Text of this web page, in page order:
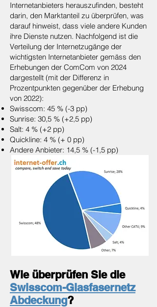
Internetanbieters herauszufinden, besteht
darin, den Marktanteil zu überprüfen, was
darauf hinweist, dass viele andere Kunden
ihre Dienste nutzen. Nachfolgend ist die
Verteilung der Internetzugänge der
wichtigsten Internetanbieter gemäss den
Erhebungen der ComCom von 2024
dargestellt (mit der Differenz in
Prozentpunkten gegenüber der Erhebung
von 2022):
Swisscom: 45 % (-3 pp)
Sunrise: 30,5 % (+2,5 pp)
Salt: 4 % (+2 pp)
Quickline: 4 % (+ 0 pp)
Andere Anbieter: 14,5 % (-1,5 pp)
Wie überprüfen Sie die
Swisscom-Glasfasernetz
Abdeckung?